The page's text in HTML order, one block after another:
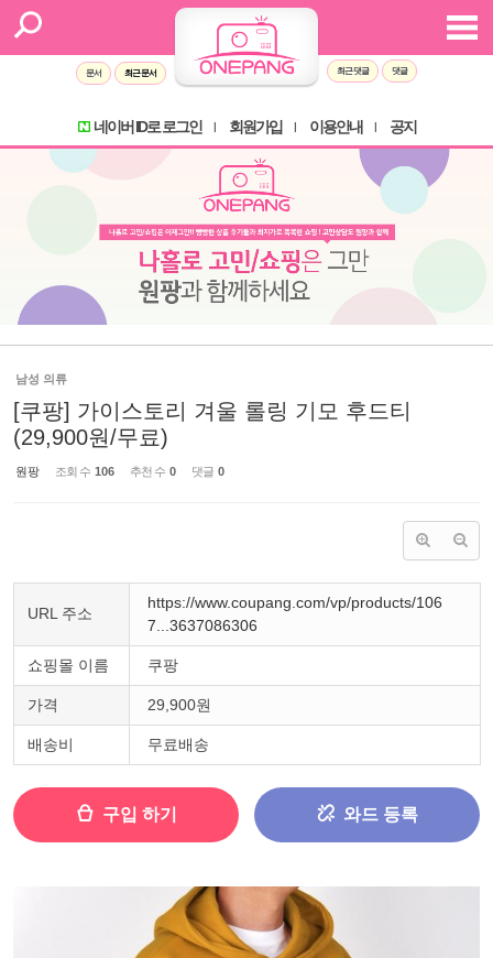
문서 최근 문서 최근 댓글 댓글
네이버 ID로 로그인 회원가입 이용안내 공지
남성 의류
[쿠팡] 가이스토리 겨울 롤링 기모 후드티
(29,900원/무료)
원팡 조회 수 106 추천 수 0 댓글 0
URL 주소
https://www.coupang.com/vp/products/106
7...3637086306
쇼핑몰 이름 쿠팡
가격 29,900원
배송비 무료배송
구입 하기 와드 등록